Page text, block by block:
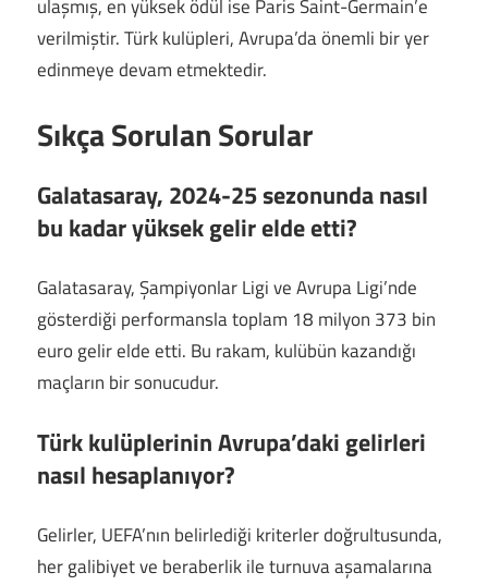
ulaşmış, en yüksek ödül ise Paris Saint-Germain’e
verilmiştir. Türk kulüpleri, Avrupa’da önemli bir yer
edinmeye devam etmektedir.
Sıkça Sorulan Sorular
Galatasaray, 2024-25 sezonunda nasıl
bu kadar yüksek gelir elde etti?
Galatasaray, Şampiyonlar Ligi ve Avrupa Ligi’nde
gösterdiği performansla toplam 18 milyon 373 bin
euro gelir elde etti. Bu rakam, kulübün kazandığı
maçların bir sonucudur.
Türk kulüplerinin Avrupa’daki gelirleri
nasıl hesaplanıyor?
Gelirler, UEFA’nın belirlediği kriterler doğrultusunda,
her galibiyet ve beraberlik ile turnuva aşamalarına